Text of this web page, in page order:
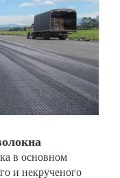
в основном
и некрученого